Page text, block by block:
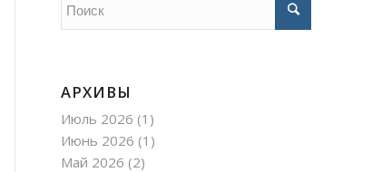
АРХИВЫ
Июль 2026 (1)
Июнь 2026 (1)
Май 2026 (2)